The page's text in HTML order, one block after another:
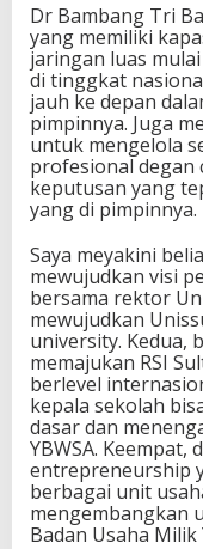
Dr Bambang Tri
yang memiliki
jaringan luas
di tinggkat
jauh ke depan
pimpinnya. Juga
untuk mengelola
profesional degan
keputusan yang
yang di pimpinnya.
Saya meyakini
mewujudkan visi
bersama rektor
mewujudkan
university. Kedua,
memajukan RSI
berlevel
kepala sekolah
dasar dan
YBWSA. Keempat,
entrepreneurship
berbagai unit
mengembangkan
Badan Usaha Milik